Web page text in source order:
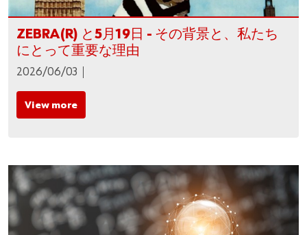
ZEBRA(R) と5月19日 - その背景と、私たち
にとって重要な理由
2026/06/03
View more